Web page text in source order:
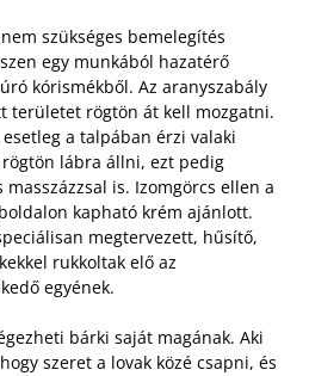
szükséges bemelegítés
egy munkából hazatérő
kórismékből. Az aranyszabály
területet rögtön át kell mozgatni.
a talpában érzi valaki
lábra állni, ezt pedig
is. Izomgörcs ellen a
kapható krém ajánlott.
megtervezett, hűsítő,
rukkoltak elő az
egyének.
bárki saját magának. Aki
szeret a lovak közé csapni, és